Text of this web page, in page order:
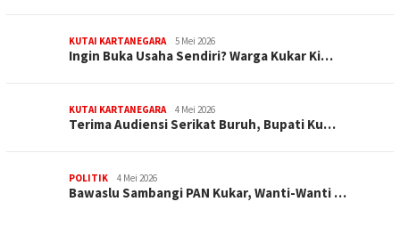
KUTAI KARTANEGARA 5 Mei 2026
Ingin Buka Usaha Sendiri? Warga Kukar Ki…
KUTAI KARTANEGARA 4 Mei 2026
Terima Audiensi Serikat Buruh, Bupati Ku…
POLITIK 4 Mei 2026
Bawaslu Sambangi PAN Kukar, Wanti-Wanti …